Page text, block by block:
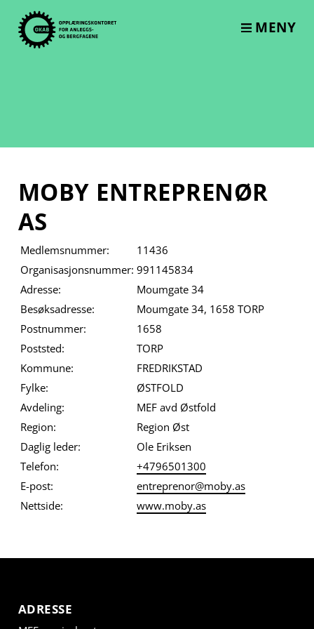
content
MENY
MOBY ENTREPRENØR
AS
Medlemsnummer:
11436
Organisasjonsnummer: 991145834
Adresse:
Moumgate 34
Besøksadresse:
Moumgate 34, 1658 TORP
Postnummer:
1658
Poststed:
TORP
Kommune:
FREDRIKSTAD
Fylke:
ØSTFOLD
Avdeling:
MEF avd Østfold
Region:
Region Øst
Daglig leder:
Ole Eriksen
Telefon:
+4796501300
E-post:
entreprenor@moby.as
Nettside:
www.moby.as
ADRESSE